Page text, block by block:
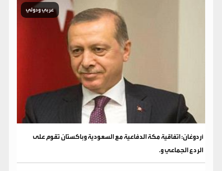
عربي ودولي
أردوغان: اتفاقية مكة الدفاعية مع السعودية وباكستان تقوم على
الردع الجماعي و.